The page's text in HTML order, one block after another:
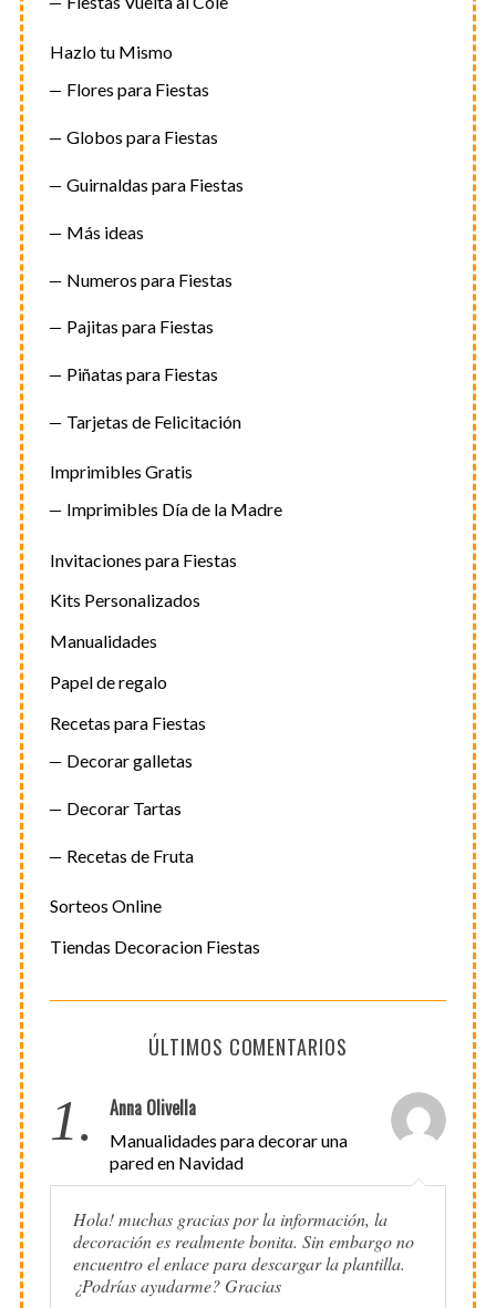
Hazlo tu Mismo
Flores para Fiestas
Globos para Fiestas
Guirnaldas para Fiestas
Más ideas
Numeros para Fiestas
Pajitas para Fiestas
Piñatas para Fiestas
Tarjetas de Felicitación
Imprimibles Gratis
Imprimibles Día de la Madre
Invitaciones para Fiestas
Kits Personalizados
Manualidades
Papel de regalo
Recetas para Fiestas
Decorar galletas
Decorar Tartas
Recetas de Fruta
Sorteos Online
Tiendas Decoracion Fiestas
ÚLTIMOS COMENTARIOS
1. Anna Olivella
Manualidades para decorar una
pared en Navidad
Hola! muchas gracias por la información, la
decoración es realmente bonita. Sin embargo no
encuentro el enlace para descargar la plantilla.
¿Podrías ayudarme? Gracias